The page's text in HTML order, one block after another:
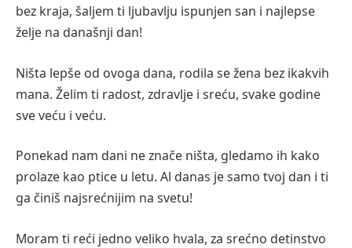
bez kraja, šaljem ti ljubavlju ispunjen san i najlepse
želje na današnji dan!
Ništa lepše od ovoga dana, rodila se žena bez ikakvih
mana. Želim ti radost, zdravlje i sreću, svake godine
sve veću i veću.
Ponekad nam dani ne znače ništa, gledamo ih kako
prolaze kao ptice u letu. Al danas je samo tvoj dan i ti
ga činiš najsrećnijim na svetu!
Moram ti reći jedno veliko hvala, za srećno detinstvo